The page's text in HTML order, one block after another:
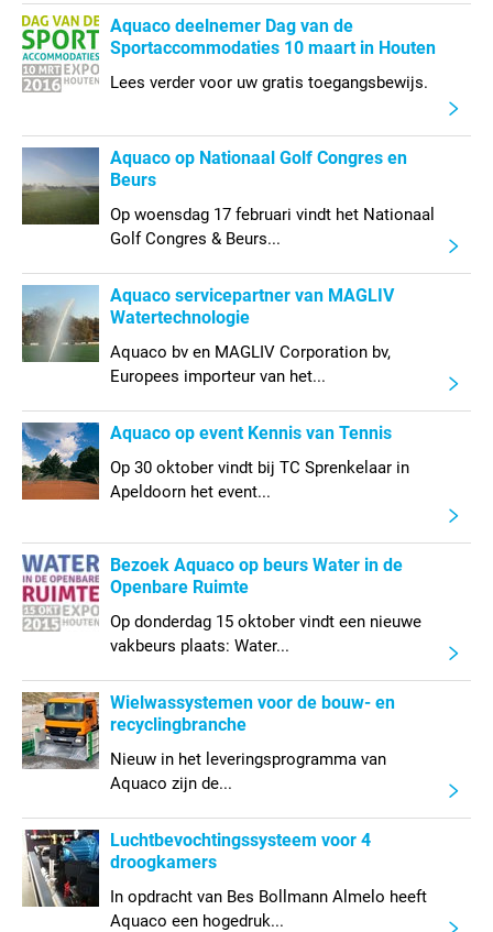
Aquaco deelnemer Dag van de
Sportaccommodaties 10 maart in Houten
Lees verder voor uw gratis toegangsbewijs.
Aquaco op Nationaal Golf Congres en
Beurs
Op woensdag 17 februari vindt het Nationaal
Golf Congres & Beurs...
Aquaco servicepartner van MAGLIV
Watertechnologie
Aquaco bv en MAGLIV Corporation bv,
Europees importeur van het...
Aquaco op event Kennis van Tennis
Op 30 oktober vindt bij TC Sprenkelaar in
Apeldoorn het event...
Bezoek Aquaco op beurs Water in de
Openbare Ruimte
Op donderdag 15 oktober vindt een nieuwe
vakbeurs plaats: Water...
Wielwassystemen voor de bouw- en
recyclingbranche
Nieuw in het leveringsprogramma van
Aquaco zijn de...
Luchtbevochtingssysteem voor 4
droogkamers
In opdracht van Bes Bollmann Almelo heeft
Aquaco een hogedruk...